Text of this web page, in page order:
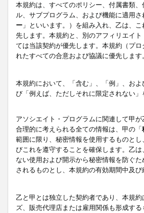
本規約は、すべてのポリシー、付属書類
ル、サブプログラム、および機能に適用
ー 」といいます。）を組み入れ、乙は、
先します。本規約と、別のアフィリエイ
ては当該契約が優先します。本規約（プ
れたすべての合意および協議に優先します。
本規約において、「含む」、「例」、お
び「例えば、ただしそれに限定されない」
アソシエイト・プログラムに関連して甲
合理的に考えられる全ての情報は、甲の「
範囲に限り、秘密情報を使用するものと
びこれを遵守することを確保します。乙
ない使用および開示から秘密情報を防ぐ
されるものとし、本規約の有効期間中及び
乙と甲とは独立した契約者であり、本規
ズ、販売代理店または雇用関係も形成す